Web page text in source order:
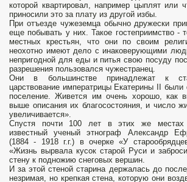
которой квартировал, например цыплят или
приносили это за плату из другой избы.
При отъезде чужеземца обычно дружески
еще побывать у них. Такое гостеприимство -
местных крестьян, что они по своим
неохотно имеют дело с инаковерующими
непригодной для еды и питья свою посуду
разрешения пользовался чужестранец.
Они в большинстве принадлежат к
царствование императрицы Екатерины II
поселение. Живется им очень хорошо, как
выше описания их благосостояния, и число
увеличивается».
Спустя почти 100 лет в этих же местах
известный ученый этнограф Александр
(1884 - 1918 г.г.) в очерке «У
«Жизнь вырвала кусок старой Руси и
стену к подножию снеговых вершин.
И за этой стеной старина держалась до
незримая, но крепкая стена, которую они